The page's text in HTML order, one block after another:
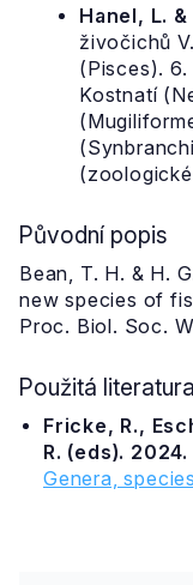
Hanel, L.
živočichů
(Pisces).
Kostnatí
Původní popis
Bean, T. H. & H.
new species of
Proc. Biol. Soc.
Použitá literatura
Fricke, R.,
R. (eds). 2024.
Genera,